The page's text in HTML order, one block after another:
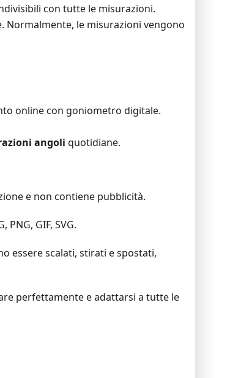
con tutte le misurazioni.
Normalmente, le misurazioni vengono
online con goniometro digitale.
angoli quotidiane.
e non contiene pubblicità.
GIF, SVG.
essere scalati, stirati e spostati,
perfettamente e adattarsi a tutte le